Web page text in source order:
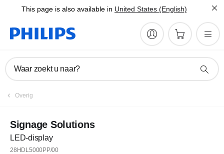
This page is also available in United States (English)
Waar zoekt u naar?
Overig
Signage Solutions
LED-display
28HDL5000PP/00